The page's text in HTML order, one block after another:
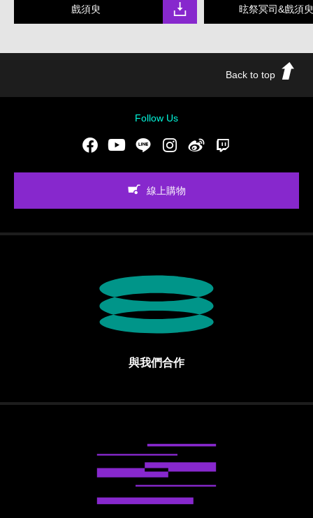
戲須臾 昡祭冥司&戲須臾
Back to top
Follow Us
FacebookYoutubeLINE Instgram新浪微博
線上購物
與我們合作